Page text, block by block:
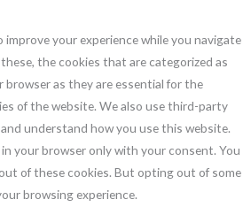
your experience while you navigate
the cookies that are categorized as
browser as they are essential for the
of the website. We also use third-party
understand how you use this website.
your browser only with your consent. You
of these cookies. But opting out of some
browsing experience.